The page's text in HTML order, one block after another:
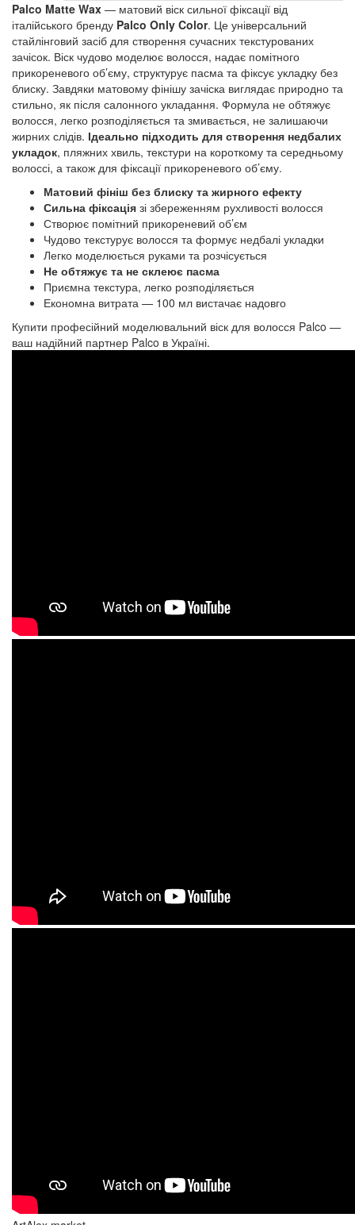
Palco Matte Wax — матовий віск сильної фіксації від
італійського бренду Palco Only Color. Це універсальний
стайлінговий засіб для створення сучасних текстурованих
зачісок. Віск чудово моделює волосся, надає помітного
прикореневого об’єму, структурує пасма та фіксує укладку без
блиску. Завдяки матовому фінішу зачіска виглядає природно та
стильно, як після салонного укладання. Формула не обтяжує
волосся, легко розподіляється та змивається, не залишаючи
жирних слідів. Ідеально підходить для створення недбалих
укладок, пляжних хвиль, текстури на короткому та середньому
волоссі, а також для фіксації прикореневого об’єму.
Матовий фініш без блиску та жирного ефекту
Сильна фіксація зі збереженням рухливості волосся
Створює помітний прикореневий об’єм
Чудово текстурує волосся та формує недбалі укладки
Легко моделюється руками та розчісується
Не обтяжує та не склеює пасма
Приємна текстура, легко розподіляється
Економна витрата — 100 мл вистачає надовго
Купити професійний моделювальний віск для волосся Palco —
ваш надійний партнер Palco в Україні.